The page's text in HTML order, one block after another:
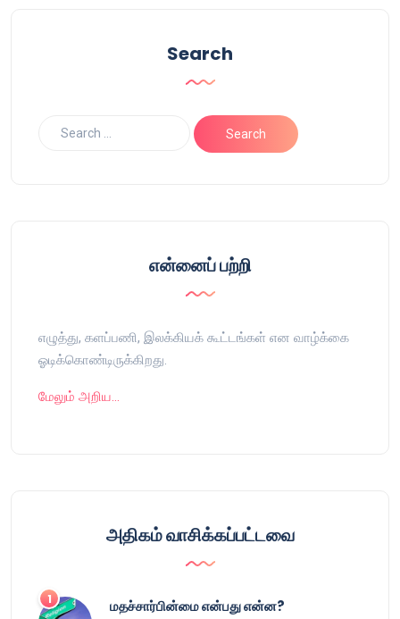
Search
என்னைப் பற்றி
எழுத்து, களப்பணி, இலக்கியக் கூட்டங்கள் என வாழ்க்கை
ஓடிக்கொண்டிருக்கிறது.
மேலும் அறிய…
அதிகம் வாசிக்கப்பட்டவை
மதச்சார்பின்மை என்பது என்ன?